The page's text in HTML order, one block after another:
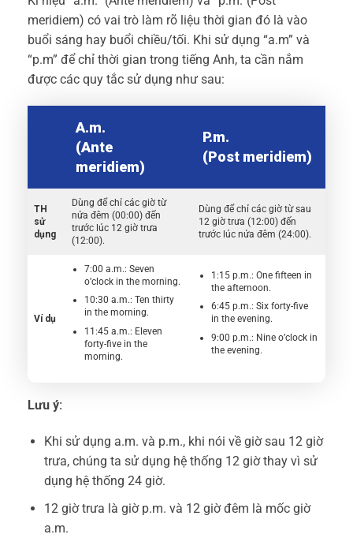
meridiem) có vai trò làm rõ liệu thời gian đó là vào
buổi sáng hay buổi chiều/tối. Khi sử dụng “a.m” và
“p.m” để chỉ thời gian trong tiếng Anh, ta cần nắm
được các quy tắc sử dụng như sau:
A.m.
(Ante
meridiem)
P.m.
(Post meridiem)
TH
sử
dụng
Dùng để chỉ các giờ từ
nửa đêm (00:00) đến
trước lúc 12 giờ trưa
(12:00).
Dùng để chỉ các giờ từ sau
12 giờ trưa (12:00) đến
trước lúc nửa đêm (24:00).
Ví dụ
7:00 a.m.: Seven
o’clock in the morning.
10:30 a.m.: Ten thirty
in the morning.
11:45 a.m.: Eleven
forty-five in the
morning.
1:15 p.m.: One fifteen in
the afternoon.
6:45 p.m.: Six forty-five
in the evening.
9:00 p.m.: Nine o’clock in
the evening.
Lưu ý:
Khi sử dụng a.m. và p.m., khi nói về giờ sau 12 giờ
trưa, chúng ta sử dụng hệ thống 12 giờ thay vì sử
dụng hệ thống 24 giờ.
12 giờ trưa là giờ p.m. và 12 giờ đêm là mốc giờ
a.m.